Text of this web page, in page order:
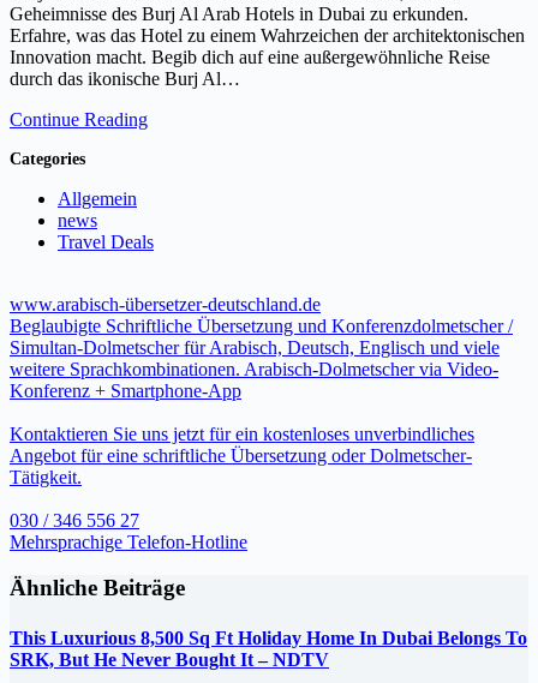
Geheimnisse des Burj Al Arab Hotels in Dubai zu erkunden.
Erfahre, was das Hotel zu einem Wahrzeichen der architektonischen
Innovation macht. Begib dich auf eine außergewöhnliche Reise
durch das ikonische Burj Al…
Continue Reading
Categories
Allgemein
news
Travel Deals
www.arabisch-übersetzer-deutschland.de
Beglaubigte Schriftliche Übersetzung und Konferenzdolmetscher /
Simultan-Dolmetscher für Arabisch, Deutsch, Englisch und viele
weitere Sprachkombinationen. Arabisch-Dolmetscher via Video-
Konferenz + Smartphone-App
Kontaktieren Sie uns jetzt für ein kostenloses unverbindliches
Angebot für eine schriftliche Übersetzung oder Dolmetscher-
Tätigkeit.
030 / 346 556 27
Mehrsprachige Telefon-Hotline
Ähnliche Beiträge
This Luxurious 8,500 Sq Ft Holiday Home In Dubai Belongs To
SRK, But He Never Bought It – NDTV